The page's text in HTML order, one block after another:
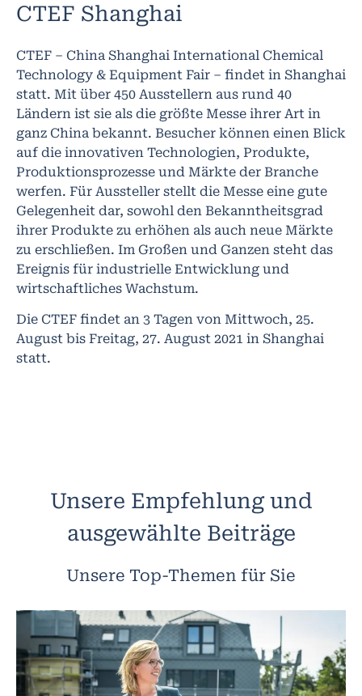
CTEF Shanghai
CTEF – China Shanghai International Chemical
Technology & Equipment Fair – findet in Shanghai
statt. Mit über 450 Ausstellern aus rund 40
Ländern ist sie als die größte Messe ihrer Art in
ganz China bekannt. Besucher können einen Blick
auf die innovativen Technologien, Produkte,
Produktionsprozesse und Märkte der Branche
werfen. Für Aussteller stellt die Messe eine gute
Gelegenheit dar, sowohl den Bekanntheitsgrad
ihrer Produkte zu erhöhen als auch neue Märkte
zu erschließen. Im Großen und Ganzen steht das
Ereignis für industrielle Entwicklung und
wirtschaftliches Wachstum.
Die CTEF findet an 3 Tagen von Mittwoch, 25.
August bis Freitag, 27. August 2021 in Shanghai
statt.
Unsere Empfehlung und
ausgewählte Beiträge
Unsere Top-Themen für Sie